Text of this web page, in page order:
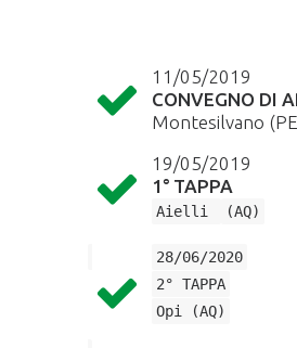
11/05/2019
CONVEGNO DI
Montesilvano
19/05/2019
1° TAPPA
Aielli (AQ)
28/06/2020
2° TAPPA
Opi (AQ)